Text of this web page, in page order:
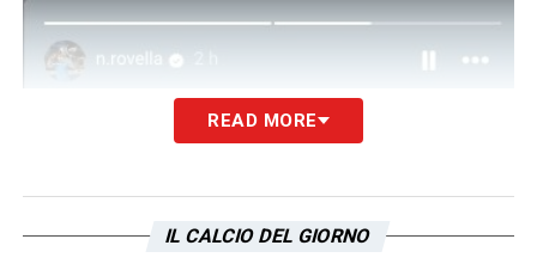
READ MORE
IL CALCIO DEL GIORNO